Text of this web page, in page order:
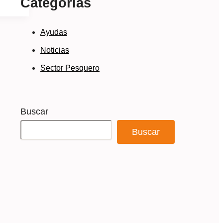
Ayudas
Noticias
Sector Pesquero
Buscar
Buscar